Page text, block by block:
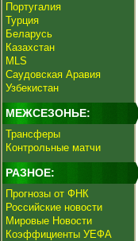
Португалия
Турция
Беларусь
Казахстан
MLS
Саудовская Аравия
Узбекистан
МЕЖСЕЗОНЬЕ:
Трансферы
Контрольные матчи
РАЗНОЕ:
Прогнозы от ФНК
Российские новости
Мировые Новости
Коэффициенты УЕФА